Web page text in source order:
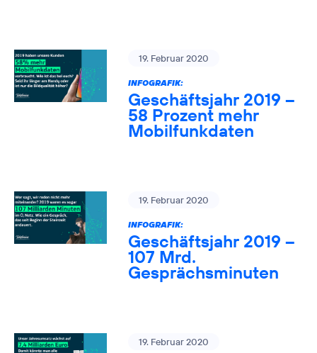
19. Februar 2020
INFOGRAFIK:
Geschäftsjahr 2019 –
58 Prozent mehr
Mobilfunkdaten
19. Februar 2020
INFOGRAFIK:
Geschäftsjahr 2019 –
107 Mrd.
Gesprächsminuten
19. Februar 2020